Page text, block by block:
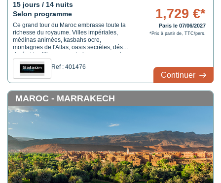
15 jours / 14 nuits
Selon programme
Ce grand tour du Maroc embrasse toute la
richesse du royaume. Villes impériales,
médinas animées, kasbahs ocre,
montagnes de l'Atlas, oasis secrètes, désert
doré et traditions ancestrales composent un
voyage complet, intense et profondément
envoûtant.
Ref : 401476
1,729 €*
Paris le 07/06/2027
*Prix à partir de, TTC/pers.
Continuer
MAROC - MARRAKECH